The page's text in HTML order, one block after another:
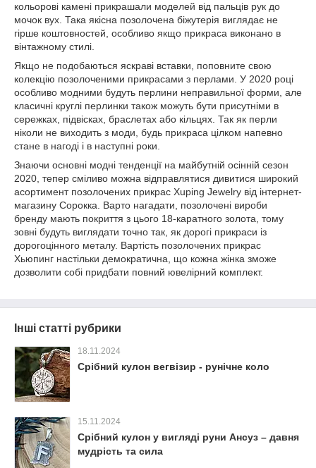
кольорові камені прикрашали моделей від пальців рук до
мочок вух. Така якісна позолочена біжутерія виглядає не
гірше коштовностей, особливо якщо прикраса виконано в
вінтажному стилі.
Якщо не подобаються яскраві вставки, поповните свою
колекцію позолоченими прикрасами з перлами. У 2020 році
особливо модними будуть перлини неправильної форми, але
класичні круглі перлинки також можуть бути присутніми в
сережках, підвісках, браслетах або кільцях. Так як перли
ніколи не виходить з моди, будь прикраса цілком напевно
стане в нагоді і в наступні роки.
Знаючи основні модні тенденції на майбутній осінній сезон
2020, тепер сміливо можна відправлятися дивитися широкий
асортимент позолочених прикрас Xuping Jewelry від інтернет-
магазину Сорокка. Варто нагадати, позолочені вироби
бренду мають покриття з цього 18-каратного золота, тому
зовні будуть виглядати точно так, як дорогі прикраси із
дорогоцінного металу. Вартість позолочених прикрас
Хьюпинг настільки демократична, що кожна жінка зможе
дозволити собі придбати повний ювелірний комплект.
Інші статті рубрики
18.11.2024
Срібний кулон вегвізир - рунічне коло
15.11.2024
Срібний кулон у вигляді руни Ансуз – давня
мудрість та сила